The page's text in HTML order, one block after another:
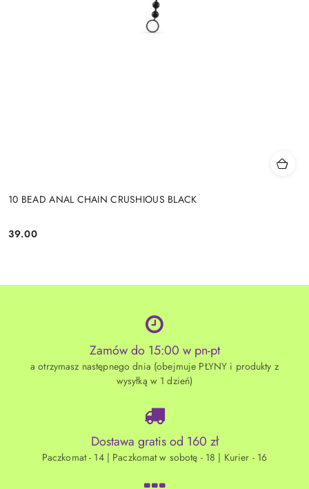
10 BEAD ANAL CHAIN CRUSHIOUS BLACK
Cena:
39.00
Zamów do 15:00 w pn-pt
a otrzymasz następnego dnia (obejmuje PŁYNY i produkty z
wysyłką w 1 dzień)
Dostawa gratis od 160 zł
Paczkomat - 14 | Paczkomat w sobotę - 18 | Kurier - 16